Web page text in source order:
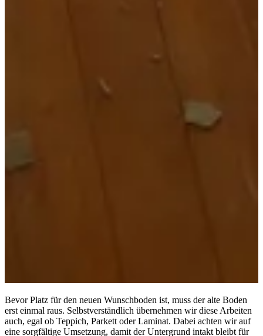
Bevor Platz für den neuen Wunschboden ist, muss der alte Boden
erst einmal raus. Selbstverständlich übernehmen wir diese Arbeiten
auch, egal ob Teppich, Parkett oder Laminat. Dabei achten wir auf
eine sorgfältige Umsetzung, damit der Untergrund intakt bleibt für